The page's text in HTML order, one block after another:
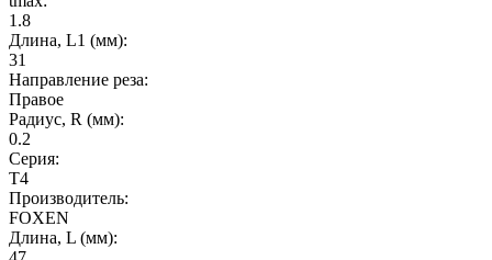
1.8
Длина, L1 (мм):
31
Направление реза:
Правое
Радиус, R (мм):
0.2
Серия:
T4
Производитель:
FOXEN
Длина, L (мм):